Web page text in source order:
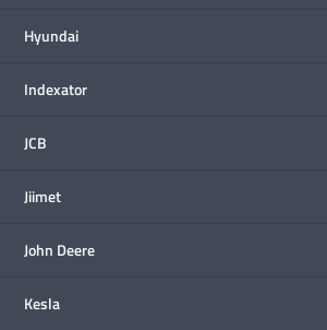
Hyundai
Indexator
JCB
Jiimet
John Deere
Kesla